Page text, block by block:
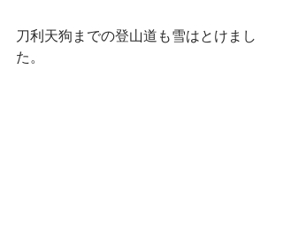
刀利天狗までの登山道も雪はとけまし
た。